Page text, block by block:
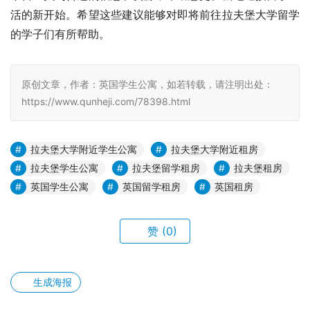
活的新开始。希望这些建议能够对即将前往拉夫堡大学留学
的学子们有所帮助。
原创文章，作者：英国学生公寓，如若转载，请注明出处：
https://www.qunheji.com/78398.html
拉夫堡大学附近学生公寓
拉夫堡大学附近租房
拉夫堡学生公寓
拉夫堡留学租房
拉夫堡租房
英国学生公寓
英国留学租房 英国租房
赞 (0)
生成海报